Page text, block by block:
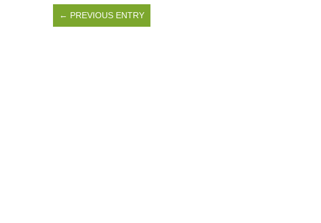
← PREVIOUS ENTRY